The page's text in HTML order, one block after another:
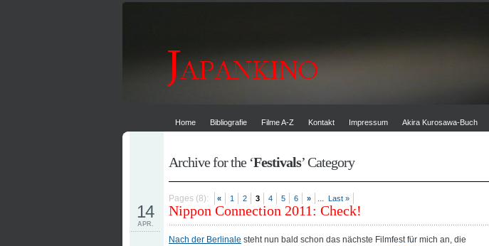
Home Bibliografie Filme A-Z Kontakt Impressum Akira Kurosawa-Buch
Archive for the ‘Festivals’ Category
Pages (8): « 1 2 3 4 5 6 » ... Last »
Nippon Connection 2011: Check!
14
APR.
Nach der Berlinale steht nun bald schon das nächste Filmfest für mich an, die